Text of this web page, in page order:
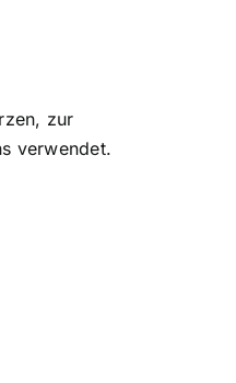
zur
verwendet.